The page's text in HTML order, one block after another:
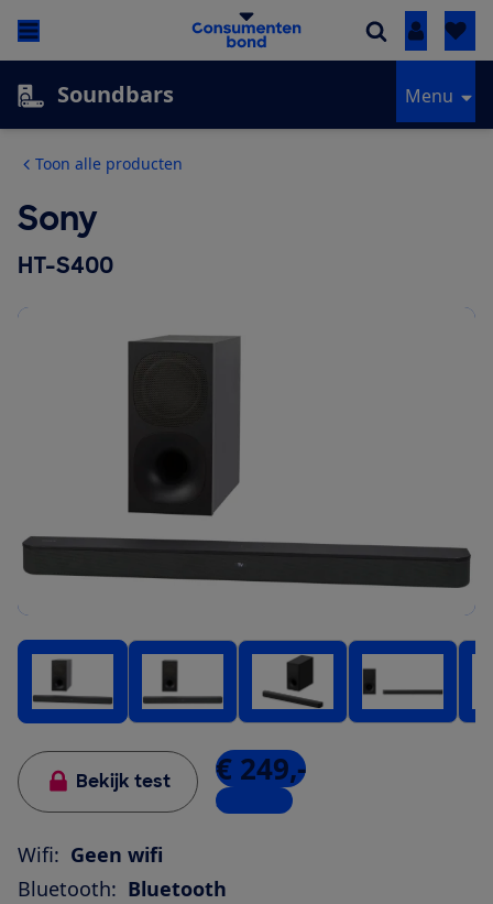
Inloggen
Soundbars Menu
Toon alle producten
Sony
HT-S400
Bekijk test € 249,-
3 winkels
Wifi: Geen wifi
Bluetooth: Bluetooth